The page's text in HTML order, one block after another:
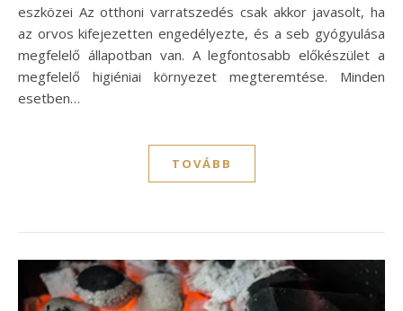
eszközei Az otthoni varratszedés csak akkor javasolt, ha
az orvos kifejezetten engedélyezte, és a seb gyógyulása
megfelelő állapotban van. A legfontosabb előkészület a
megfelelő higiéniai környezet megteremtése. Minden
esetben…
TOVÁBB